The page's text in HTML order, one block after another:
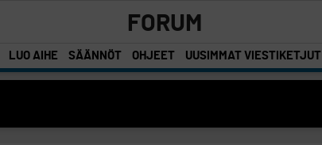
FORUM
LUO AIHE SÄÄNNÖT OHJEET UUSIMMAT VIESTIKETJUT